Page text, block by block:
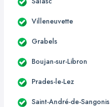
Villeneuvette
Grabels
Boujan-sur-Libron
Prades-le-Lez
Saint-André-de-Sangonis